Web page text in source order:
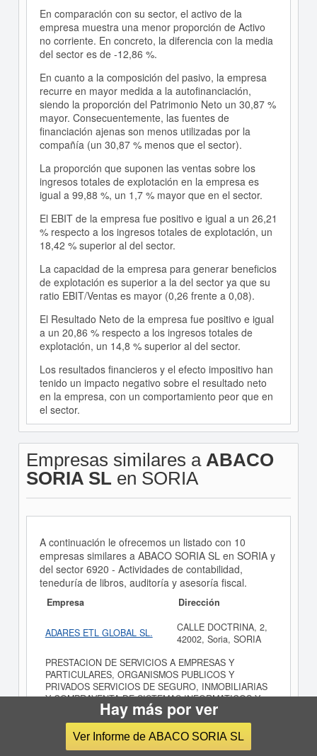
En comparación con su sector, el activo de la
empresa muestra una menor proporción de Activo
no corriente. En concreto, la diferencia con la media
del sector es de -12,86 %.
En cuanto a la composición del pasivo, la empresa
recurre en mayor medida a la autofinanciación,
siendo la proporción del Patrimonio Neto un 30,87 %
mayor. Consecuentemente, las fuentes de
financiación ajenas son menos utilizadas por la
compañía (un 30,87 % menos que el sector).
La proporción que suponen las ventas sobre los
ingresos totales de explotación en la empresa es
igual a 99,88 %, un 1,7 % mayor que en el sector.
El EBIT de la empresa fue positivo e igual a un 26,21
% respecto a los ingresos totales de explotación, un
18,42 % superior al del sector.
La capacidad de la empresa para generar beneficios
de explotación es superior a la del sector ya que su
ratio EBIT/Ventas es mayor (0,26 frente a 0,08).
El Resultado Neto de la empresa fue positivo e igual
a un 20,86 % respecto a los ingresos totales de
explotación, un 14,8 % superior al del sector.
Los resultados financieros y el efecto impositivo han
tenido un impacto negativo sobre el resultado neto
en la empresa, con un comportamiento peor que en
el sector.
Empresas similares a ABACO
SORIA SL en SORIA
A continuación le ofrecemos un listado con 10
empresas similares a ABACO SORIA SL en SORIA y
del sector 6920 - Actividades de contabilidad,
teneduría de libros, auditoría y asesoría fiscal.
Empresa Dirección
ADARES ETL GLOBAL SL.
CALLE DOCTRINA, 2,
42002, Soria, SORIA
PRESTACION DE SERVICIOS A EMPRESAS Y
PARTICULARES, ORGANISMOS PUBLICOS Y
PRIVADOS SERVICIOS DE SEGURO, INMOBILIARIAS
Y COMPRAVENTA DE SISTEMAS INFORMATICOS Y
OFIMATICOS.
JOSE MARIA URIEL SLP
PLAZA LOS JURADOS,
1, 42003, Soria, SORIA
Hay más por ver
Ver Informe de ABACO SORIA SL